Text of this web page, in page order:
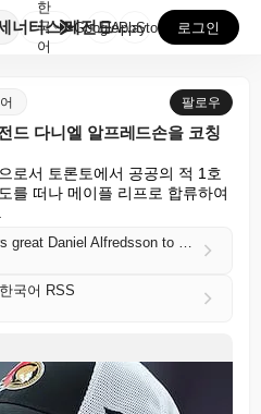
메이플 리프스, 세너터스 레전드 다니엘 알프레드손을 코...
한
국
어
GooglePlay
AppStore 로그인
팔로우
드 다니엘 알프레드손을 코칭
로서 토론토에서 공공의 적 1호
를 떠나 메이플 리프로 합류하여
Maple Leafs add Senators great Daniel Alfredsson to coaching staff
국어 RSS